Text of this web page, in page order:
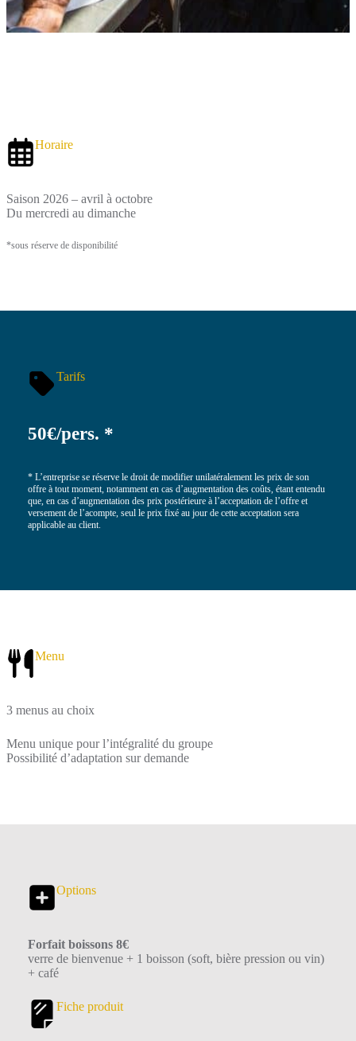
Horaire
Saison 2026 – avril à octobre
Du mercredi au dimanche
*sous réserve de disponibilité
Tarifs
50€/pers. *
* L’entreprise se réserve le droit de modifier unilatéralement les prix de son
offre à tout moment, notamment en cas d’augmentation des coûts, étant entendu
que, en cas d’augmentation des prix postérieure à l’acceptation de l’offre et
versement de l’acompte, seul le prix fixé au jour de cette acceptation sera
applicable au client.
Menu
3 menus au choix
Menu unique pour l’intégralité du groupe
Possibilité d’adaptation sur demande
Options
Forfait boissons 8€
verre de bienvenue + 1 boisson (soft, bière pression ou vin)
+ café
Fiche produit